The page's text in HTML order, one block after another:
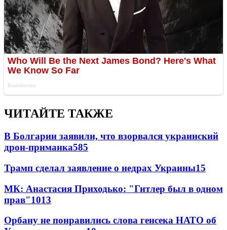
ЧИТАЙТЕ ТАКЖЕ
В Болгарии заявили, что взорвался украинский
дрон-приманка585
Трамп сделал заявление о недрах Украины15
МК: Анастасия Приходько: "Гитлер был в одном
прав"1013
Орбану не понравились слова генсека НАТО об